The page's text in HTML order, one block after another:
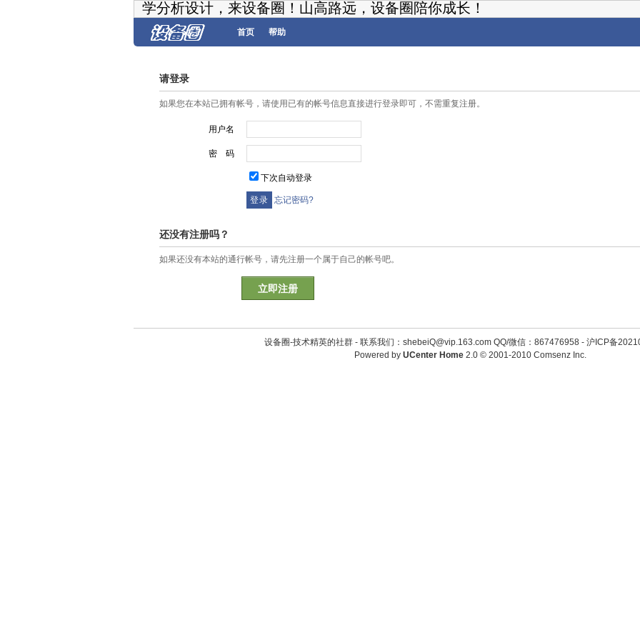
学分析设计，来设备圈！山高路远，设备圈陪你成长！
首页 帮助
请登录
如果您在本站已拥有帐号，请使用已有的帐号信息直接进行登录即可，不需重复注册。
用户名
密 码
下次自动登录
忘记密码?
还没有注册吗？
如果还没有本站的通行帐号，请先注册一个属于自己的帐号吧。
立即注册
设备圈-技术精英的社群 - 联系我们：shebeiQ@vip.163.com QQ/微信：867476958- 沪ICP备
Powered by UCenter Home 2.0© 2001-2010 Comsenz Inc.